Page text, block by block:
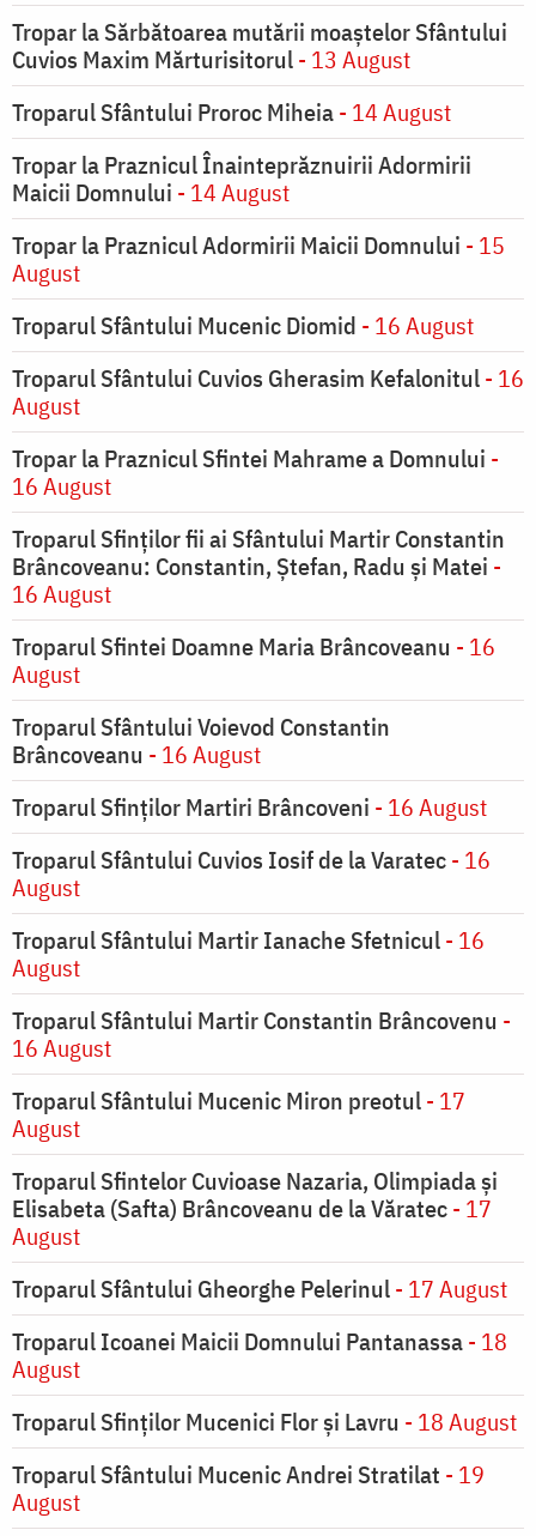
Tropar la Sărbătoarea mutării moaştelor Sfântului
Cuvios Maxim Mărturisitorul- 13 August
Troparul Sfântului Proroc Miheia- 14 August
Tropar la Praznicul Înainteprăznuirii Adormirii
Maicii Domnului - 14 August
Tropar la Praznicul Adormirii Maicii Domnului - 15
August
Troparul Sfântului Mucenic Diomid - 16 August
Troparul Sfântului Cuvios Gherasim Kefalonitul- 16
August
Tropar la Praznicul Sfintei Mahrame a Domnului -
16 August
Troparul Sfinților fii ai Sfântului Martir Constantin
Brâncoveanu: Constantin, Ștefan, Radu și Matei -
16 August
Troparul Sfintei Doamne Maria Brâncoveanu - 16
August
Troparul Sfântului Voievod Constantin
Brâncoveanu - 16 August
Troparul Sfinților Martiri Brâncoveni - 16 August
Troparul Sfântului Cuvios Iosif de la Varatec- 16
August
Troparul Sfântului Martir Ianache Sfetnicul- 16
August
Troparul Sfântului Martir Constantin Brâncovenu -
16 August
Troparul Sfântului Mucenic Miron preotul- 17
August
Troparul Sfintelor Cuvioase Nazaria, Olimpiada și
Elisabeta (Safta) Brâncoveanu de la Văratec- 17
August
Troparul Sfântului Gheorghe Pelerinul- 17 August
Troparul Icoanei Maicii Domnului Pantanassa- 18
August
Troparul Sfinţilor Mucenici Flor şi Lavru - 18 August
Troparul Sfântului Mucenic Andrei Stratilat - 19
August